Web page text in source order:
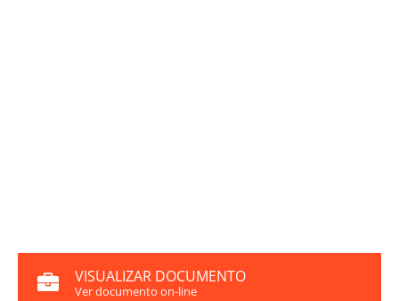
VISUALIZAR DOCUMENTO
Ver documento on-line